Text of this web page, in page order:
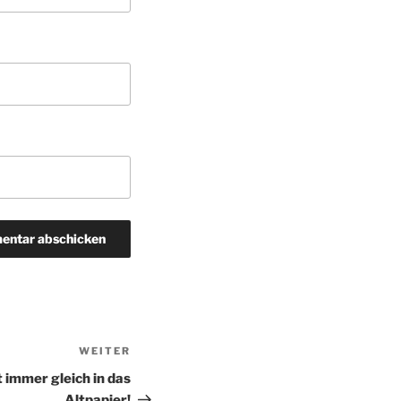
Beitrag
WEITER
gleich in das